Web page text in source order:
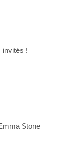
invités !
Stone